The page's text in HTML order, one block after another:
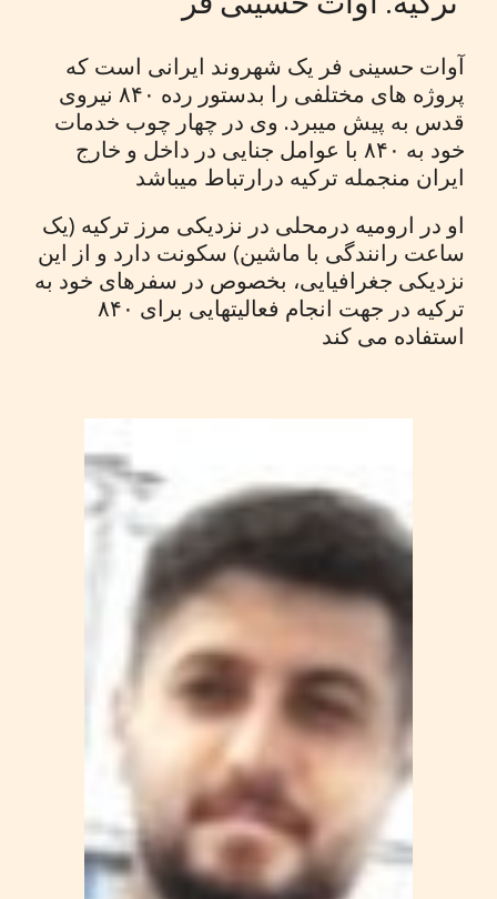
آوات حسینی فر یک شهروند ایرانی است که
پروژه های مختلفی را بدستور رده ۸۴۰ نیروی
قدس به پیش میبرد. وی در چهار چوب خدمات
خود به ۸۴۰ با عوامل جنایی در داخل و خارج
ایران منجمله ترکیه درارتباط میباشد
او در ارومیه درمحلی در نزدیکی مرز ترکیه (یک
ساعت رانندگی با ماشین) سکونت دارد و از این
نزدیکی جغرافیایی، بخصوص در سفرهای خود به
ترکیه در جهت انجام فعالیتهایی برای ۸۴۰
استفاده می کند